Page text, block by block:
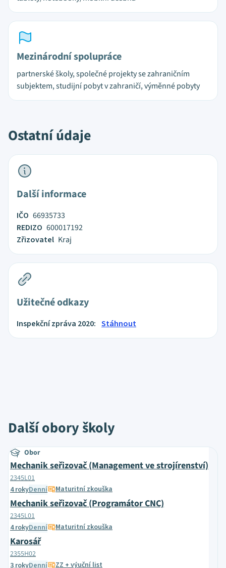
Mezinárodní spolupráce
partnerské školy, společné projekty se zahraničním
subjektem, studijní pobyt v zahraničí, výměnné pobyty
Ostatní údaje
Další informace
IČO 66935733
REDIZO 600017192
Zřizovatel Kraj
Užitečné odkazy
Inspekční zpráva 2020: Stáhnout
Další obory školy
Obor
Mechanik seřizovač (Management ve strojírenství)
2345L01
4 rokyDenní Maturitní zkouška
Mechanik seřizovač (Programátor CNC)
2345L01
4 rokyDenní Maturitní zkouška
Karosář
2355H02
3 rokyDenní ZZ + výuční list